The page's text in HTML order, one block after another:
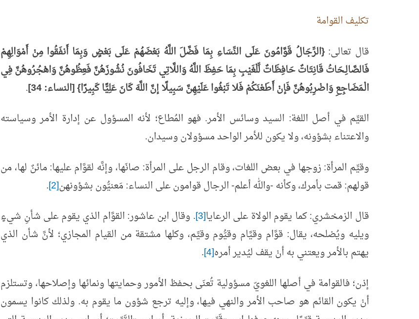
تكليف القوامة
قال تعالى: {الرِّجَالُ قَوَّامُونَ عَلَى النِّسَاءِ بِمَا فَضَّلَ اللَّهُ بَعْضَهُمْ عَلَى بَعْضٍ وَبِمَا أَنفَقُوا مِنْ أَمْوَالِهِمْ
فَالصَّالِـحَاتُ قَانِتَاتٌ حَافِظَاتٌ لِّلْغَيْبِ بِمَا حَفِظَ اللَّهُ وَاللَّاتِي تَخَافُونَ نُشُوزَهُنَّ فَعِظُوهُنَّ وَاهْجُرُوهُنَّ فِي
الْـمَضَاجِعِ وَاضْرِبُوهُنَّ فَإنْ أَطَعْنَكُمْ فَلا تَبْغُوا عَلَيْهِنَّ سَبِيلًا إنَّ اللَّهَ كَانَ عَلِيًّا كَبِيرًا} [النساء: 34]
.
القيِّم في أصل اللغة: السيد وسائس الأمر. فهو المُطاع؛ لأنه المسؤول عن إدارة الأمر وسياسته
والاعتناء بشؤونه، ولا يكون للأمر الواحد مسؤولان وسيدان.
وقيِّم المرأة: زوجها في بعض اللغات، وقام الرجل على المرأة: صانَها، وإنَّه لقوَّام عليها: مائنٌ لها، من
قولهم: قمت بأمرك، وكأنه -والله أعلم- الرجال قوامون على النساء: مَعنيُّون بشؤونهن[2]
.
قال الزمخشري: كما يقوم الولاة على الرعايا[3] . وقال ابن عاشور: القوَّام الذي يقوم على شأنِ شيءٍ
ويليه ويُصْلحه، يقال: قوَّام وقيَّام وقيُّوم وقيِّم، وكلها مشتقة من القيام المجازي؛ لأنَّ شأن الذي
يهتم بالأمر ويعتني به أنْ يقف ليُدير أمره[4]
.
إذن؛ فالقوامة في أصلها اللغويّ مسؤولية تُعنَى بحفظ الأمور وحمايتها ونمائها وإصلاحها، وتستلزم
أنْ يكون القائم هو صاحب الأمر والنهي فيها، وإليه ترجع شؤون ما يقوم به. ولذلك كانوا يسمون